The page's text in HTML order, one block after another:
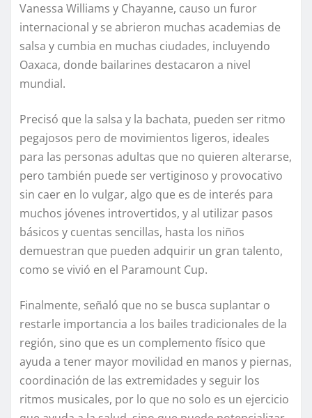
Vanessa Williams y Chayanne, causo un furor
internacional y se abrieron muchas academias de
salsa y cumbia en muchas ciudades, incluyendo
Oaxaca, donde bailarines destacaron a nivel
mundial.
Precisó que la salsa y la bachata, pueden ser ritmo
pegajosos pero de movimientos ligeros, ideales
para las personas adultas que no quieren alterarse,
pero también puede ser vertiginoso y provocativo
sin caer en lo vulgar, algo que es de interés para
muchos jóvenes introvertidos, y al utilizar pasos
básicos y cuentas sencillas, hasta los niños
demuestran que pueden adquirir un gran talento,
como se vivió en el Paramount Cup.
Finalmente, señaló que no se busca suplantar o
restarle importancia a los bailes tradicionales de la
región, sino que es un complemento físico que
ayuda a tener mayor movilidad en manos y piernas,
coordinación de las extremidades y seguir los
ritmos musicales, por lo que no solo es un ejercicio